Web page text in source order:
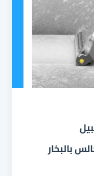
بالبخار